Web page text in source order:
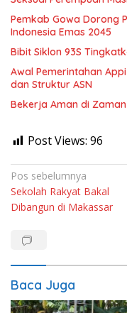
Pemkab Gowa Dorong
Indonesia Emas 2045
Bibit Siklon 93S
Awal Pemerintahan
dan Struktur ASN
Bekerja Aman di
Post Views: 96
Navigasi
pos
Pos sebelumnya
Sekolah Rakyat Bakal
Dibangun di Makassar
Baca Juga